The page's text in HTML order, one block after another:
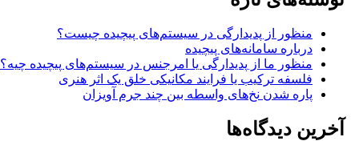
منظور از پدیدارگی در سیستم‌های پیچیده چیست؟
درباره سامانه‌های پیچیده
منظور ما از پدیدارگی یا امرجنس در سیستم‌های پیچیده چیه؟
فلسفه ترکیب یا فرایند مکانیکی خلق یک اثر هنری
پاره شدن نخ‌های واسطه بین چند جرم آویزان
آخرین دیدگاه‌ها